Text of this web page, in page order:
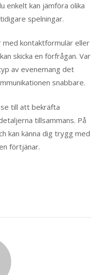
enkelt kan jämföra olika
spelningar.
med kontaktformulär eller
skicka en förfrågan. Var
av evenemang det
snabbare.
till att bekräfta
tillsammans. På
kan känna dig trygg med
förtjänar.